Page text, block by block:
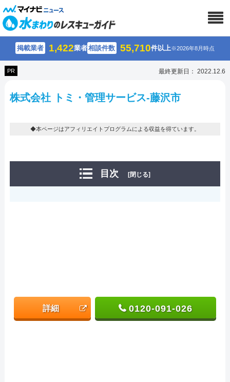
掲載業者 1,422業者相談件数 55,710件以上※2026年8月時点
PR 最終更新日： 2022.12.6
株式会社 トミ・管理サービス-藤沢市
◆本ページはアフィリエイトプログラムによる収益を得ています。
目次 [閉じる]
詳細 0120-091-026